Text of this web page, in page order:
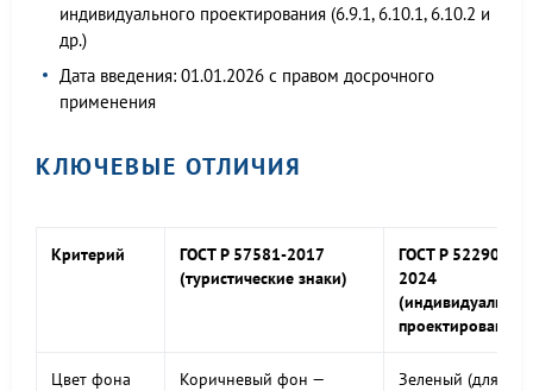
индивидуального проектирования (6.9.1, 6.10.1, 6.10.2 и
др.)
Дата введения: 01.01.2026 с правом досрочного
применения
КЛЮЧЕВЫЕ ОТЛИЧИЯ
Критерий
ГОСТ Р 57581-2017
(туристические знаки)
ГОСТ Р 52290-
2024
проектирования)
Цвет фона
Коричневый фон —
Зеленый (для